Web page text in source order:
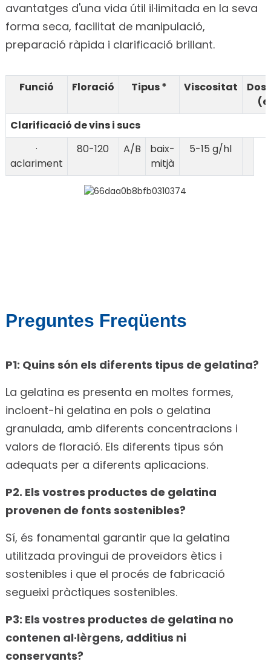
avantatges d'una vida útil il·limitada en la seva
forma seca, facilitat de manipulació,
preparació ràpida i clarificació brillant.
Funció Floració Tipus * Viscositat
Clarificació de vins i sucs
·
aclariment
80-120 A/B
baix-
mitjà
5-15 g/hl
Preguntes Freqüents
P1: Quins són els diferents tipus de gelatina?
La gelatina es presenta en moltes formes,
incloent-hi gelatina en pols o gelatina
granulada, amb diferents concentracions i
valors de floració. Els diferents tipus són
adequats per a diferents aplicacions.
P2. Els vostres productes de gelatina
provenen de fonts sostenibles?
Sí, és fonamental garantir que la gelatina
utilitzada provingui de proveïdors ètics i
sostenibles i que el procés de fabricació
segueixi pràctiques sostenibles.
P3: Els vostres productes de gelatina no
contenen al·lèrgens, additius ni
conservants?